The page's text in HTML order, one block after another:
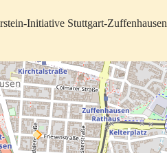
Initiative Stuttgart-Zuffenhausen